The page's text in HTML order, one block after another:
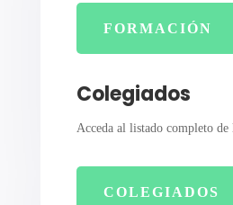
FORMACIÓN
Colegiados
Acceda al listado completo de
COLEGIADOS